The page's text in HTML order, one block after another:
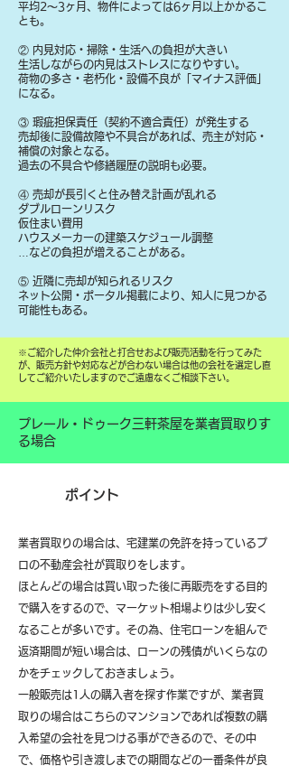
平均2〜3ヶ月、物件によっては6ヶ月以上かかるこ
とも。
② 内見対応・掃除・生活への負担が大きい
生活しながらの内見はストレスになりやすい。
荷物の多さ・老朽化・設備不良が「マイナス評価」
になる。
③ 瑕疵担保責任（契約不適合責任）が発生する
売却後に設備故障や不具合があれば、売主が対応・
補償の対象となる。
過去の不具合や修繕履歴の説明も必要。
④ 売却が長引くと住み替え計画が乱れる
ダブルローンリスク
仮住まい費用
ハウスメーカーの建築スケジュール調整
…などの負担が増えることがある。
⑤ 近隣に売却が知られるリスク
ネット公開・ポータル掲載により、知人に見つかる
可能性もある。
​※ご紹介した仲介会社と打合せおよび販売活動を行ってみた
が、販売方針や対応などが合わない場合は他の会社を選定し直
してご紹介いたしますのでご遠慮なくご相談下さい。
プレール・ドゥーク三軒茶屋を業者買取りす
る場合
ポイント
業者買取りの場合は、宅建業の免許を持っているプ
ロの不動産会社が買取りをします。
ほとんどの場合は買い取った後に再販売をする目的
で購入をするので、マーケット相場よりは少し安く
なることが多いです。その為、住宅ローンを組んで
返済期間が短い場合は、ローンの残債がいくらなの
かをチェックしておきましょう。
一般販売は1人の購入者を探す作業ですが、業者買
取りの場合はこちらのマンションであれば複数の購
入希望の会社を見つける事ができるので、その中
で、価格や引き渡しまでの期間などの一番条件が良